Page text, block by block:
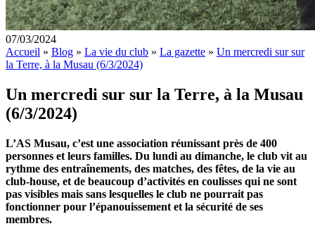
07/03/2024
Accueil » Blog » La vie du club » La gazette » Un mercredi sur sur
la Terre, à la Musau (6/3/2024)
Un mercredi sur sur la Terre, à la Musau
(6/3/2024)
L’AS Musau, c’est une association réunissant près de 400
personnes et leurs familles. Du lundi au dimanche, le club vit au
rythme des entraînements, des matches, des fêtes, de la vie au
club-house, et de beaucoup d’activités en coulisses qui ne sont
pas visibles mais sans lesquelles le club ne pourrait pas
fonctionner pour l’épanouissement et la sécurité de ses
membres.